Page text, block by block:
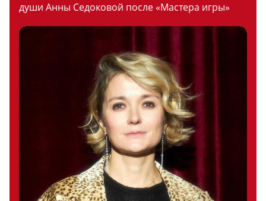
души Анны Седоковой после «Мастера игры»